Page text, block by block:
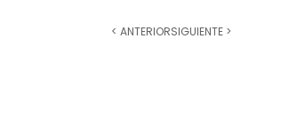
< ANTERIORSIGUIENTE >